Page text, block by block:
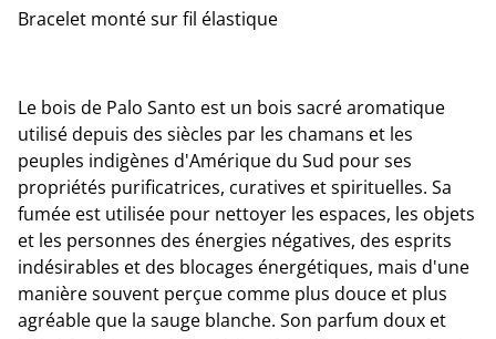
Bracelet monté sur fil élastique
Le bois de Palo Santo est un bois sacré aromatique
utilisé depuis des siècles par les chamans et les
peuples indigènes d'Amérique du Sud pour ses
propriétés purificatrices, curatives et spirituelles. Sa
fumée est utilisée pour nettoyer les espaces, les objets
et les personnes des énergies négatives, des esprits
indésirables et des blocages énergétiques, mais d'une
manière souvent perçue comme plus douce et plus
agréable que la sauge blanche. Son parfum doux et